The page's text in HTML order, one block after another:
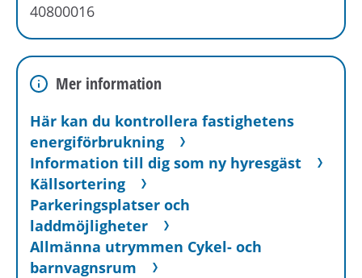
40800016
Mer information
Här kan du kontrollera fastighetens
energiförbrukning
Information till dig som ny hyresgäst
Källsortering
Parkeringsplatser och
laddmöjligheter
Allmänna utrymmen Cykel- och
barnvagnsrum